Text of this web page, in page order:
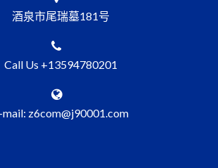
酒泉市尾瑞墓181号
Call Us +13594780201
mail: z6com@j90001.com